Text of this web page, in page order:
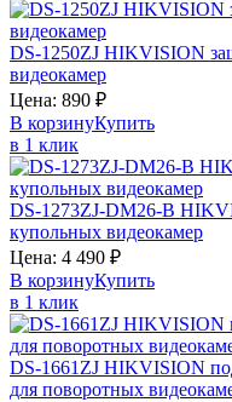
DS-1250ZJ HIKVISION
видеокамер
Цена: 890 ₽
В корзинуКупить
в 1 клик
DS-1273ZJ-DM26-B
купольных видеокамер
Цена: 4 490 ₽
В корзинуКупить
в 1 клик
DS-1661ZJ HIKVISION
для поворотных